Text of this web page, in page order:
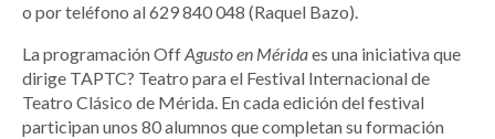
o por teléfono al 629 840 048 (Raquel Bazo).
La programación OffAgusto en Méridaes una iniciativa que
dirige TAPTC? Teatro para el Festival Internacional de
Teatro Clásico de Mérida. En cada edición del festival
participan unos 80 alumnos que completan su formación